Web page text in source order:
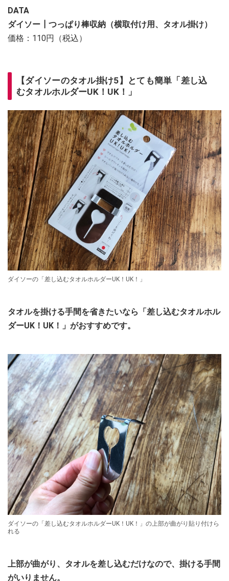
DATA
ダイソー┃つっぱり棒収納（横取付け用、タオル掛け）
価格：110円（税込）
【ダイソーのタオル掛け5】とても簡単「差し込
むタオルホルダーUK！UK！」
ダイソーの「差し込むタオルホルダーUK！UK！」
タオルを掛ける手間を省きたいなら「差し込むタオルホル
ダーUK！UK！」がおすすめです。
ダイソーの「差し込むタオルホルダーUK！UK！」の上部が曲がり貼り付けら
れる
上部が曲がり、タオルを差し込むだけなので、掛ける手間
がいりません。